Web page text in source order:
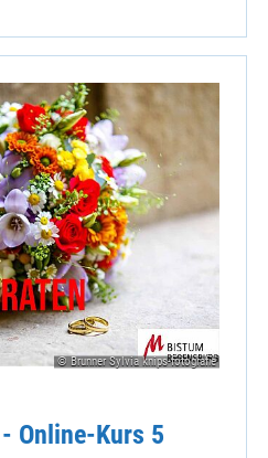
© Brunner Sylvia knips-fotografie
Online-Kurs 5